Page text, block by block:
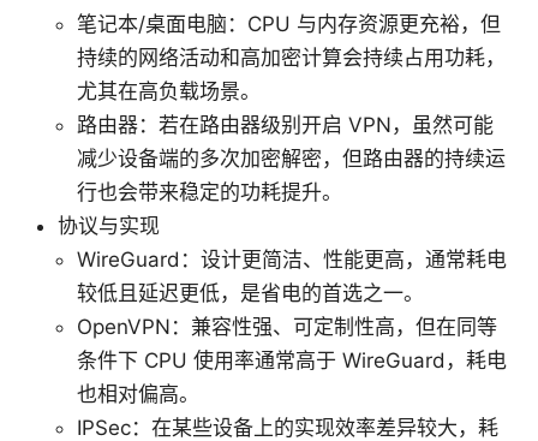
笔记本/桌面电脑：CPU 与内存资源更充裕，但
持续的网络活动和高加密计算会持续占用功耗，
尤其在高负载场景。
路由器：若在路由器级别开启 VPN，虽然可能
减少设备端的多次加密解密，但路由器的持续运
行也会带来稳定的功耗提升。
协议与实现
WireGuard：设计更简洁、性能更高，通常耗电
较低且延迟更低，是省电的首选之一。
OpenVPN：兼容性强、可定制性高，但在同等
条件下 CPU 使用率通常高于 WireGuard，耗电
也相对偏高。
IPSec：在某些设备上的实现效率差异较大，耗